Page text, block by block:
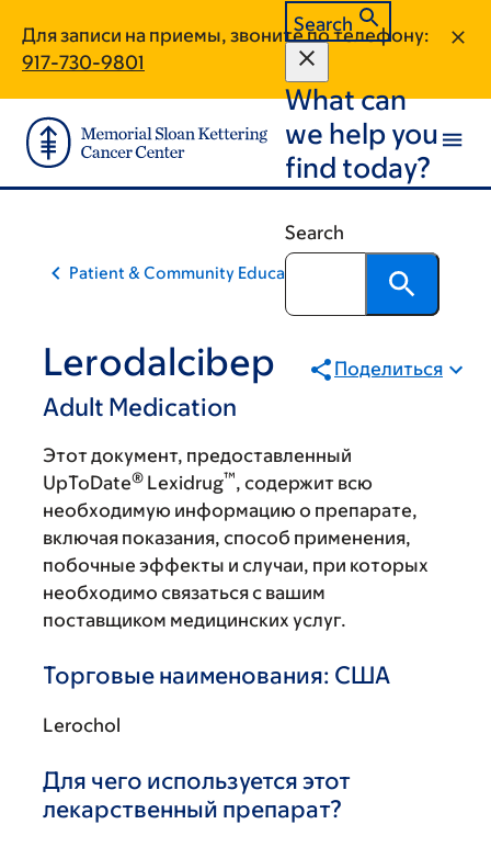
main
content
footer
Для записи на приемы, звоните по телефону:
917-730-9801
Search
What can
we help you
find today?
Search
Patient & Community Education
Lerodalcibep
Adult Medication
Поделиться
Этот документ, предоставленный
UpToDate® Lexidrug™, содержит всю
необходимую информацию о препарате,
включая показания, способ применения,
побочные эффекты и случаи, при которых
необходимо связаться с вашим
поставщиком медицинских услуг.
Торговые наименования: США
Lerochol
Для чего используется этот
лекарственный препарат?